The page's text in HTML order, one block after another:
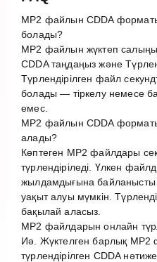
MP2 файлын CDDA
болады?
MP2 файлын жүктеп
CDDA таңдаңыз және
Түрлендірілген файл
болады — тіркелу немесе
емес.
MP2 файлын CDDA
алады?
Көптеген MP2 файлдары
түрлендіріледі. Үлкен
жылдамдығына байланысты
уақыт алуы мүмкін.
бақылай аласыз.
MP2 файлдарын онлайн
Иә. Жүктелген барлық
түрлендірілген CDDA